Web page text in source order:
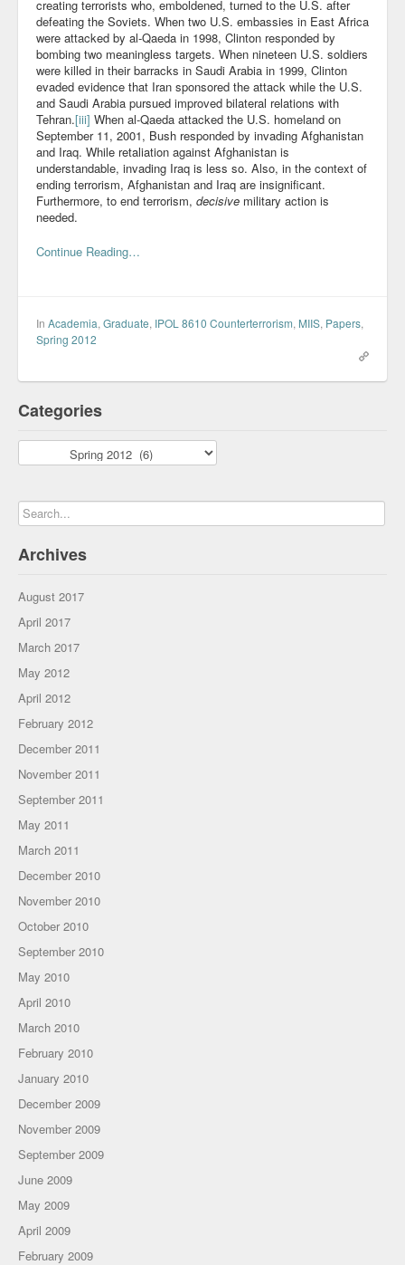
creating terrorists who, emboldened, turned to the U.S. after
defeating the Soviets. When two U.S. embassies in East Africa
were attacked by al-Qaeda in 1998, Clinton responded by
bombing two meaningless targets. When nineteen U.S. soldiers
were killed in their barracks in Saudi Arabia in 1999, Clinton
evaded evidence that Iran sponsored the attack while the U.S.
and Saudi Arabia pursued improved bilateral relations with
Tehran.[iii] When al-Qaeda attacked the U.S. homeland on
September 11, 2001, Bush responded by invading Afghanistan
and Iraq. While retaliation against Afghanistan is
understandable, invading Iraq is less so. Also, in the context of
ending terrorism, Afghanistan and Iraq are insignificant.
Furthermore, to end terrorism, decisive military action is
needed.
Continue Reading…
In Academia, Graduate, IPOL 8610 Counterterrorism, MIIS, Papers,
Spring 2012
Categories
Categories
Archives
August 2017
April 2017
March 2017
May 2012
April 2012
February 2012
December 2011
November 2011
September 2011
May 2011
March 2011
December 2010
November 2010
October 2010
September 2010
May 2010
April 2010
March 2010
February 2010
January 2010
December 2009
November 2009
September 2009
June 2009
May 2009
April 2009
February 2009